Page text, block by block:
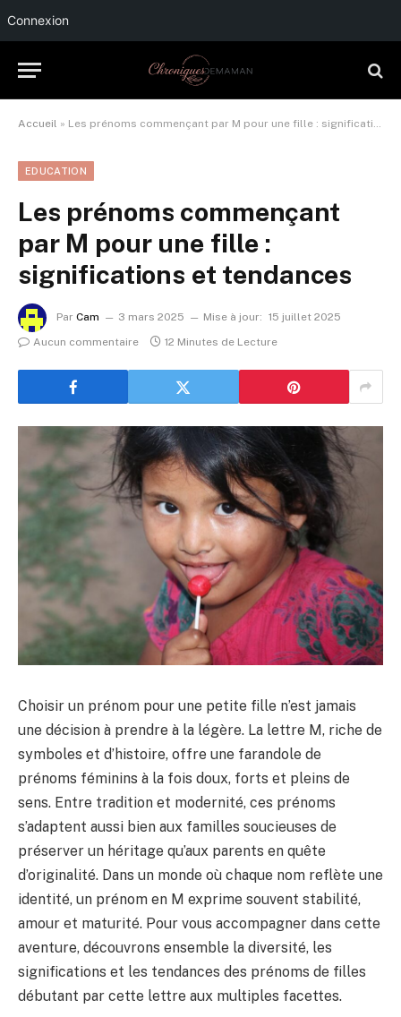
Connexion
Accueil » Les prénoms commençant par M pour une fille : significations et tendances
EDUCATION
Les prénoms commençant
par M pour une fille :
significations et tendances
Par Cam 3 mars 2025 Mise à jour: 15 juillet 2025
Aucun commentaire
12 Minutes de Lecture
Choisir un prénom pour une petite fille n’est jamais
une décision à prendre à la légère. La lettre M, riche de
symboles et d’histoire, offre une farandole de
prénoms féminins à la fois doux, forts et pleins de
sens. Entre tradition et modernité, ces prénoms
s’adaptent aussi bien aux familles soucieuses de
préserver un héritage qu’aux parents en quête
d’originalité. Dans un monde où chaque nom reflète une
identité, un prénom en M exprime souvent stabilité,
amour et maturité. Pour vous accompagner dans cette
aventure, découvrons ensemble la diversité, les
significations et les tendances des prénoms de filles
débutant par cette lettre aux multiples facettes.